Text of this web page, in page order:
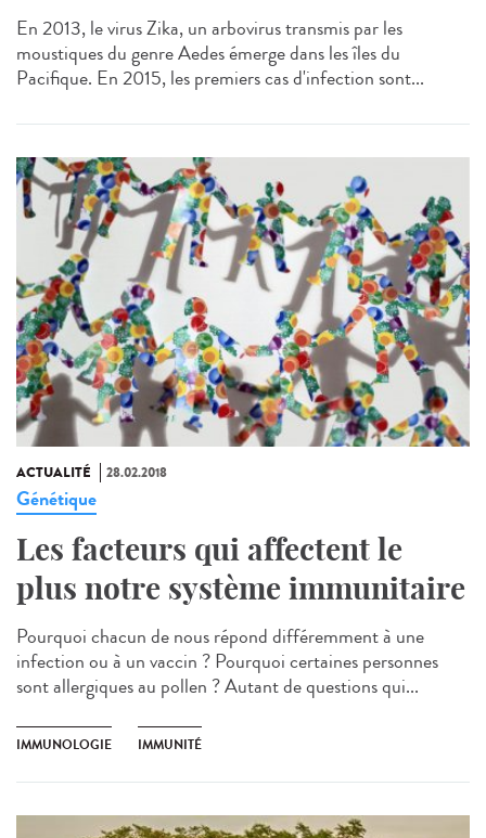
En 2013, le virus Zika, un arbovirus transmis par les
moustiques du genre Aedes émerge dans les îles du
Pacifique. En 2015, les premiers cas d'infection sont...
ACTUALITÉ 28.02.2018
Génétique
Les facteurs qui affectent le
plus notre système immunitaire
Pourquoi chacun de nous répond différemment à une
infection ou à un vaccin ? Pourquoi certaines personnes
sont allergiques au pollen ? Autant de questions qui...
IMMUNOLOGIE IMMUNITÉ